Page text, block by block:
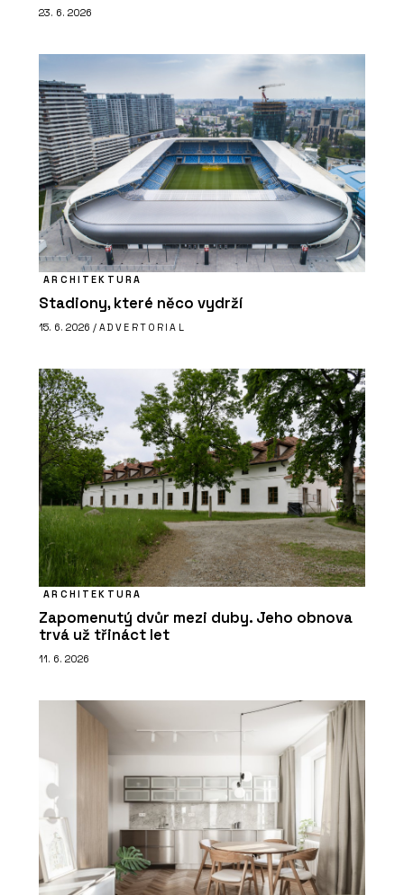
23. 6. 2026
ARCHITEKTURA
Stadiony, které něco vydrží
15. 6. 2026 / ADVERTORIAL
ARCHITEKTURA
Zapomenutý dvůr mezi duby. Jeho obnova
trvá už třináct let
11. 6. 2026